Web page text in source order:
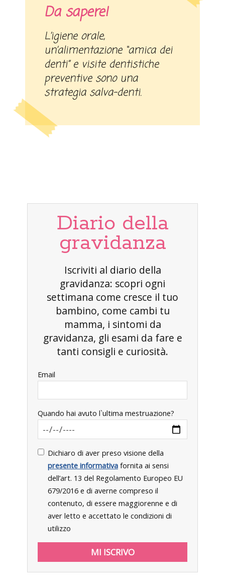
Da sapere!
L’igiene orale,
un’alimentazione “amica dei
denti” e visite dentistiche
preventive sono una
strategia salva-denti.
Diario della
gravidanza
Iscriviti al diario della
gravidanza: scopri ogni
settimana come cresce il tuo
bambino, come cambi tu
mamma, i sintomi da
gravidanza, gli esami da fare e
tanti consigli e curiosità.
Email
Quando hai avuto l`ultima mestruazione?
Dichiaro di aver preso visione della
presente informativa fornita ai sensi
dell’art. 13 del Regolamento Europeo EU
679/2016 e di averne compreso il
contenuto, di essere maggiorenne e di
aver letto e accettato le condizioni di
utilizzo